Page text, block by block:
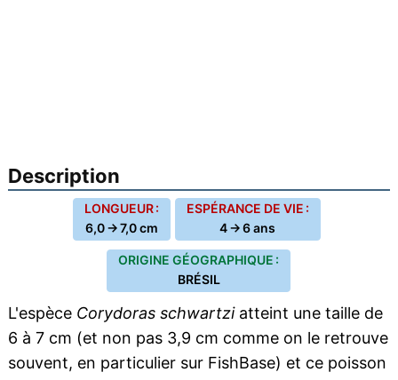
Description
LONGUEUR :
6,0 → 7,0 cm
ESPÉRANCE DE VIE :
4 → 6 ans
ORIGINE GÉOGRAPHIQUE :
BRÉSIL
L'espèce Corydoras schwartziatteint une taille de
6 à 7 cm (et non pas 3,9 cm comme on le retrouve
souvent, en particulier sur FishBase) et ce poisson